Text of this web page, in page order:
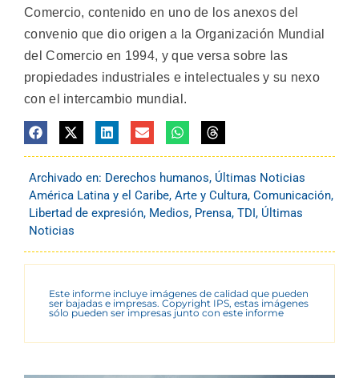
Comercio, contenido en uno de los anexos del
convenio que dio origen a la Organización Mundial
del Comercio en 1994, y que versa sobre las
propiedades industriales e intelectuales y su nexo
con el intercambio mundial.
Archivado en: Derechos humanos, Últimas Noticias
América Latina y el Caribe, Arte y Cultura, Comunicación,
Libertad de expresión, Medios, Prensa, TDI, Últimas
Noticias
Este informe incluye imágenes de calidad que pueden
ser bajadas e impresas. Copyright IPS, estas imágenes
sólo pueden ser impresas junto con este informe